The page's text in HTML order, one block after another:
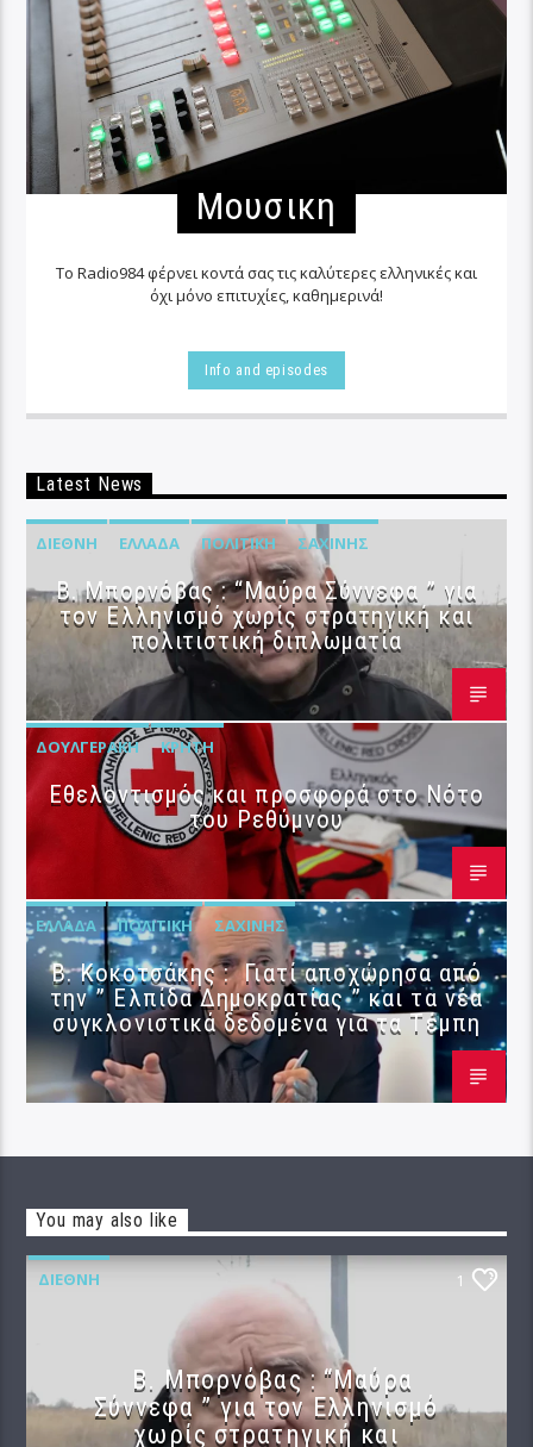
Μουσικη
Το Radio984 φέρνει κοντά σας τις καλύτερες ελληνικές και
όχι μόνο επιτυχίες, καθημερινά!
Info and episodes
Latest News
ΔΙΕΘΝΉ ΕΛΛΆΔΑ ΠΟΛΙΤΙΚΉ ΣΑΧΊΝΗΣ
B. Μπορνόβας : “Μαύρα Σύννεφα ” για
τον Ελληνισμό χωρίς στρατηγική και
πολιτιστική διπλωματία
ΔΟΥΛΓΕΡΆΚΗ ΚΡΉΤΗ
Εθελοντισμός και προσφορά στο Νότο
του Ρεθύμνου
ΕΛΛΆΔΑ ΠΟΛΙΤΙΚΉ ΣΑΧΊΝΗΣ
Β. Κοκοτσάκης : Γιατί αποχώρησα από
την ” Ελπίδα Δημοκρατίας ” και τα νέα
συγκλονιστικά δεδομένα για τα Τέμπη
You may also like
ΔΙΕΘΝΉ 1
B. Μπορνόβας : “Μαύρα
Σύννεφα ” για τον Ελληνισμό
χωρίς στρατηγική και